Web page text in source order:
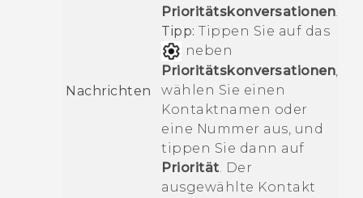
Nachrichten
Prioritätskonversationen.
Tipp: Tippen Sie auf das
neben
Prioritätskonversationen,
wählen Sie einen
Kontaktnamen oder
eine Nummer aus, und
tippen Sie dann auf
Priorität. Der
ausgewählte Kontakt